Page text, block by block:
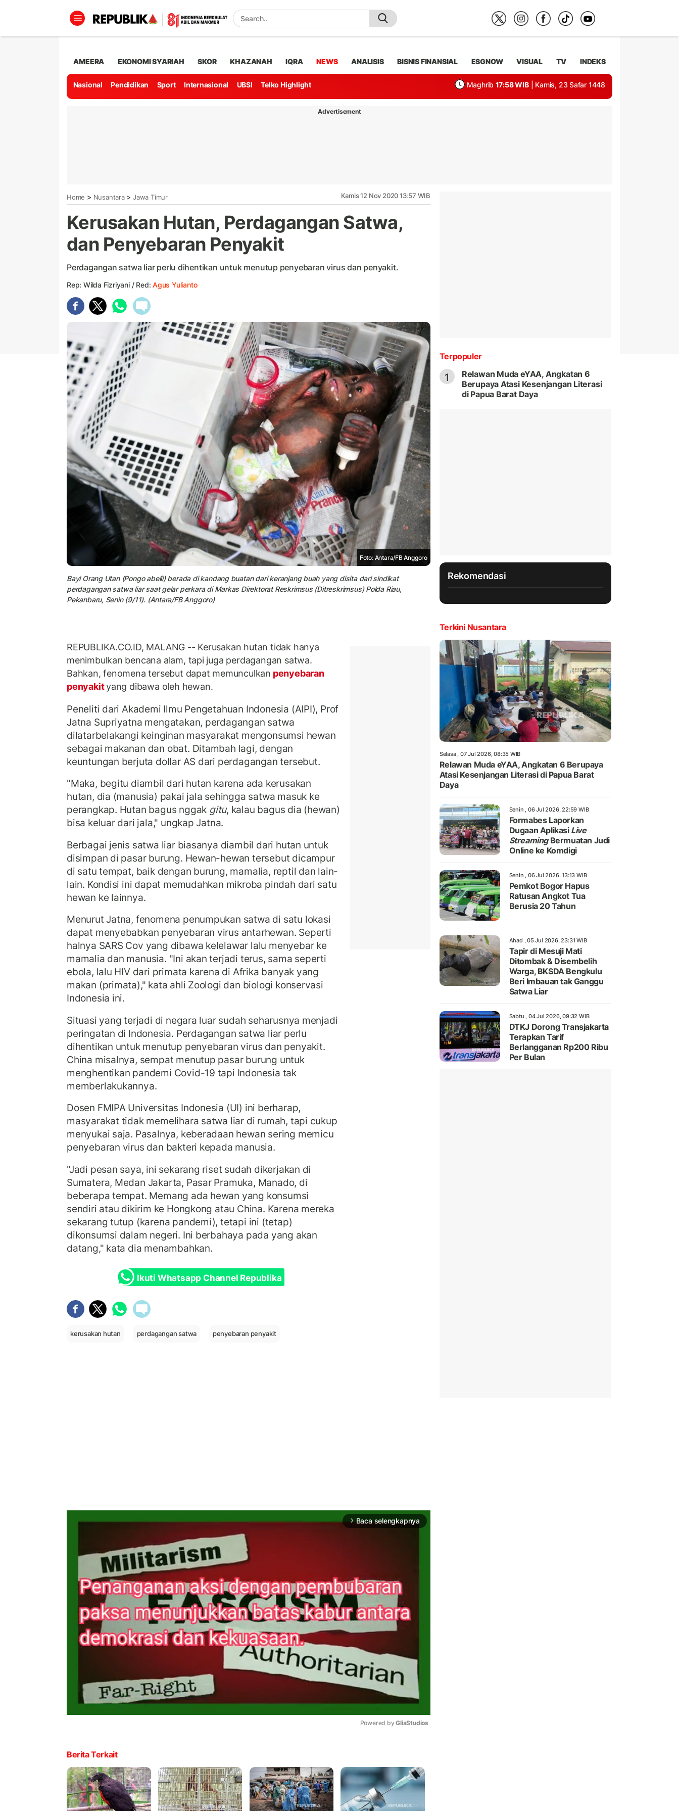
AMEERA EKONOMI SYARIAH SKOR KHAZANAH IQRA NEWS ANALISIS BISNIS FINANSIAL ESGNOW VISUAL TV INDEKS
Nasional Pendidikan Sport Internasional UBSI Telko Highlight Maghrib 17:58 WIB | Kamis, 23 Safar 1448
Advertisement
Home > Nusantara> Jawa Timur Kamis 12 Nov 2020 13:57 WIB
Kerusakan Hutan, Perdagangan Satwa,
dan Penyebaran Penyakit
Perdagangan satwa liar perlu dihentikan untuk menutup penyebaran virus dan penyakit.
Rep: Wilda Fizriyani / Red:Agus Yulianto
Foto: Antara/FB Anggoro
Bayi Orang Utan (Pongo abelii) berada di kandang buatan dari keranjang buah yang disita dari sindikat
perdagangan satwa liar saat gelar perkara di Markas Direktorat Reskrimsus (Ditreskrimsus) Polda Riau,
Pekanbaru, Senin (9/11). (Antara/FB Anggoro)
REPUBLIKA.CO.ID, MALANG -- Kerusakan hutan tidak hanya
menimbulkan bencana alam, tapi juga perdagangan satwa.
Bahkan, fenomena tersebut dapat memunculkan penyebaran
penyakityang dibawa oleh hewan.
Peneliti dari Akademi Ilmu Pengetahuan Indonesia (AIPI), Prof
Jatna Supriyatna mengatakan, perdagangan satwa
dilatarbelakangi keinginan masyarakat mengonsumsi hewan
sebagai makanan dan obat. Ditambah lagi, dengan
keuntungan berjuta dollar AS dari perdagangan tersebut.
"Maka, begitu diambil dari hutan karena ada kerusakan
hutan, dia (manusia) pakai jala sehingga satwa masuk ke
perangkap. Hutan bagus nggak gitu, kalau bagus dia (hewan)
bisa keluar dari jala," ungkap Jatna.
Berbagai jenis satwa liar biasanya diambil dari hutan untuk
disimpan di pasar burung. Hewan-hewan tersebut dicampur
di satu tempat, baik dengan burung, mamalia, reptil dan lain-
lain. Kondisi ini dapat memudahkan mikroba pindah dari satu
hewan ke lainnya.
Menurut Jatna, fenomena penumpukan satwa di satu lokasi
dapat menyebabkan penyebaran virus antarhewan. Seperti
halnya SARS Cov yang dibawa kelelawar lalu menyebar ke
mamalia dan manusia. "Ini akan terjadi terus, sama seperti
ebola, lalu HIV dari primata karena di Afrika banyak yang
makan (primata)," kata ahli Zoologi dan biologi konservasi
Indonesia ini.
Situasi yang terjadi di negara luar sudah seharusnya menjadi
peringatan di Indonesia. Perdagangan satwa liar perlu
dihentikan untuk menutup penyebaran virus dan penyakit.
China misalnya, sempat menutup pasar burung untuk
menghentikan pandemi Covid-19 tapi Indonesia tak
memberlakukannya.
Dosen FMIPA Universitas Indonesia (UI) ini berharap,
masyarakat tidak memelihara satwa liar di rumah, tapi cukup
menyukai saja. Pasalnya, keberadaan hewan sering memicu
penyebaran virus dan bakteri kepada manusia.
"Jadi pesan saya, ini sekarang riset sudah dikerjakan di
Sumatera, Medan Jakarta, Pasar Pramuka, Manado, di
beberapa tempat. Memang ada hewan yang konsumsi
sendiri atau dikirim ke Hongkong atau China. Karena mereka
sekarang tutup (karena pandemi), tetapi ini (tetap)
dikonsumsi dalam negeri. Ini berbahaya pada yang akan
datang," kata dia menambahkan.
Ikuti Whatsapp Channel Republika
kerusakan hutan perdagangan satwa penyebaran penyakit
arrow_forward_ios Baca selengkapnya
Powered by GliaStudios
Berita Terkait
Terpopuler
1
Relawan Muda eYAA, Angkatan 6
Berupaya Atasi Kesenjangan Literasi
di Papua Barat Daya
Rekomendasi
Terkini Nusantara
Selasa , 07 Jul 2026, 08:35 WIB
Relawan Muda eYAA, Angkatan 6 Berupaya
Atasi Kesenjangan Literasi di Papua Barat
Daya
Senin , 06 Jul 2026, 22:59 WIB
Formabes Laporkan
Dugaan Aplikasi Live
StreamingBermuatan Judi
Online ke Komdigi
Senin , 06 Jul 2026, 13:13 WIB
Pemkot Bogor Hapus
Ratusan Angkot Tua
Berusia 20 Tahun
Ahad , 05 Jul 2026, 23:31 WIB
Tapir di Mesuji Mati
Ditombak & Disembelih
Warga, BKSDA Bengkulu
Beri Imbauan tak Ganggu
Satwa Liar
Sabtu , 04 Jul 2026, 09:32 WIB
DTKJ Dorong Transjakarta
Terapkan Tarif
Berlangganan Rp200 Ribu
Per Bulan